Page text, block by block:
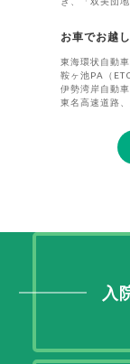
お車でお越
東海環状自動
鞍ヶ池PA（
伊勢湾岸自動
東名高速道路
入